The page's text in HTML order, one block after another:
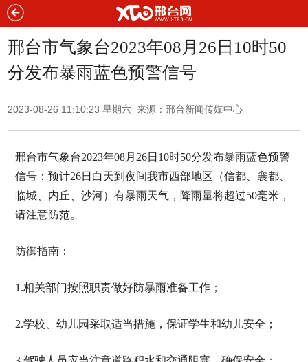
邢台市气象台2023年08月26日10时50
分发布暴雨蓝色预警信号
2023-08-26 11:10:23 星期六 来源：邢台新闻传媒中心
邢台市气象台2023年08月26日10时50分发布暴雨蓝色预警
信号：预计26日白天到夜间我市西部地区（信都、襄都、
临城、内丘、沙河）有暴雨天气，降雨量将超过50毫米，
请注意防范。
防御指南：
1.相关部门按照职责做好防暴雨准备工作；
2.学校、幼儿园采取适当措施，保证学生和幼儿安全；